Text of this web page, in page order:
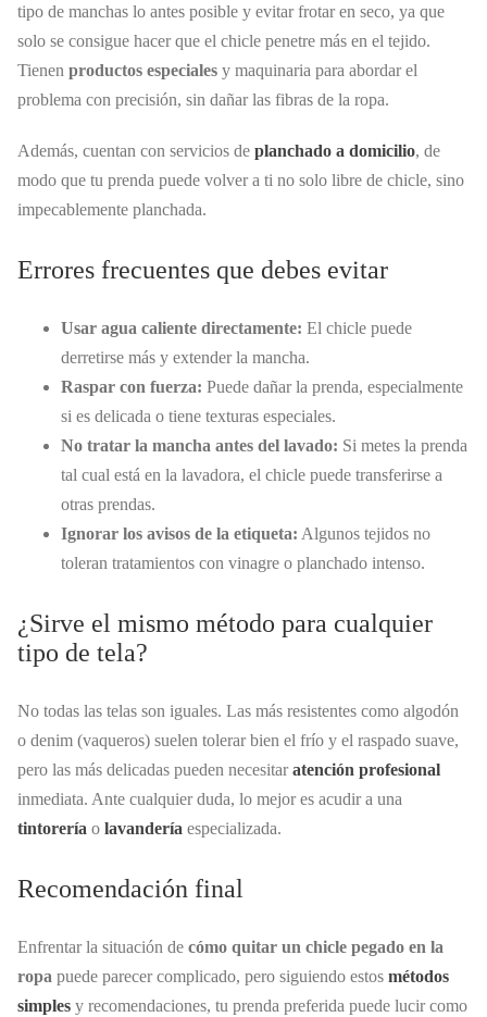
tipo de manchas lo antes posible y evitar frotar en seco, ya que
solo se consigue hacer que el chicle penetre más en el tejido.
Tienen productos especiales y maquinaria para abordar el
problema con precisión, sin dañar las fibras de la ropa.
Además, cuentan con servicios de planchado a domicilio, de
modo que tu prenda puede volver a ti no solo libre de chicle, sino
impecablemente planchada.
Errores frecuentes que debes evitar
Usar agua caliente directamente: El chicle puede
derretirse más y extender la mancha.
Raspar con fuerza: Puede dañar la prenda, especialmente
si es delicada o tiene texturas especiales.
No tratar la mancha antes del lavado: Si metes la prenda
tal cual está en la lavadora, el chicle puede transferirse a
otras prendas.
Ignorar los avisos de la etiqueta: Algunos tejidos no
toleran tratamientos con vinagre o planchado intenso.
¿Sirve el mismo método para cualquier
tipo de tela?
No todas las telas son iguales. Las más resistentes como algodón
o denim (vaqueros) suelen tolerar bien el frío y el raspado suave,
pero las más delicadas pueden necesitaratención profesional
inmediata. Ante cualquier duda, lo mejor es acudir a una
tintorería o lavandería especializada.
Recomendación final
Enfrentar la situación de cómo quitar un chicle pegado en la
ropa puede parecer complicado, pero siguiendo estos métodos
simples y recomendaciones, tu prenda preferida puede lucir como